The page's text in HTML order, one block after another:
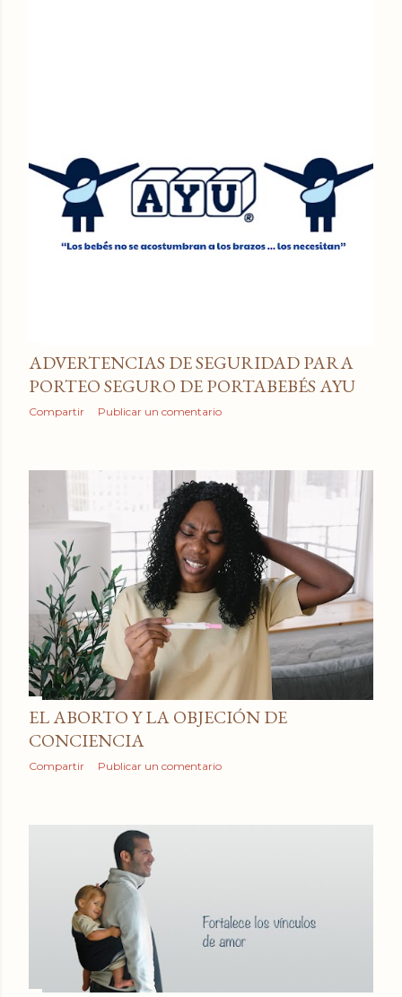
ADVERTENCIAS DE SEGURIDAD PARA
PORTEO SEGURO DE PORTABEBÉS AYU
Compartir Publicar un comentario
EL ABORTO Y LA OBJECIÓN DE
CONCIENCIA
Compartir Publicar un comentario